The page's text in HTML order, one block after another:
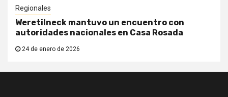
Regionales
Weretilneck mantuvo un encuentro con
autoridades nacionales en Casa Rosada
24 de enero de 2026